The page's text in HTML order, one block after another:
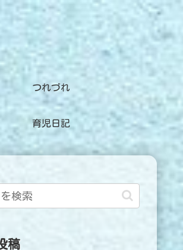
つれづれ
育児日記
稿